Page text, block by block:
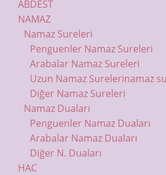
ABDEST
NAMAZ
Namaz Sureleri
Penguenler Namaz Sureleri
Arabalar Namaz Sureleri
Uzun Namaz Surelerinamaz
Diğer Namaz Sureleri
Namaz Duaları
Penguenler Namaz Duaları
Arabalar Namaz Duaları
Diğer N. Duaları
HAC